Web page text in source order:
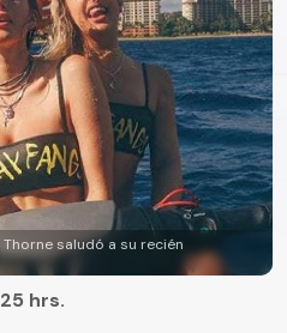
saludó a su recién
hrs.